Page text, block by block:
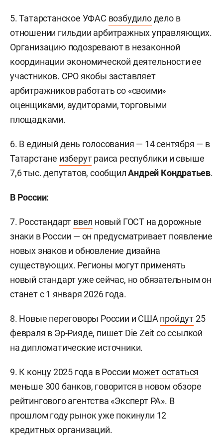
5. Татарстанское УФАС возбудилодело в
отношении гильдии арбитражных управляющих.
Организацию подозревают в незаконной
координации экономической деятельности ее
участников. СРО якобы заставляет
арбитражников работать со «своими»
оценщиками, аудиторами, торговыми
площадками.
6. В единый день голосования — 14 сентября — в
Татарстане изберутраиса республики и свыше
7,6 тыс. депутатов, сообщилАндрей Кондратьев.
В России:
7. Росстандарт ввел новый ГОСТ на дорожные
знаки в России — он предусматривает появление
новых знаков и обновление дизайна
существующих. Регионы могут применять
новый стандарт уже сейчас, но обязательным он
станет с 1 января 2026 года.
8. Новые переговоры России и США пройдут25
февраля в Эр-Рияде, пишет Die Zeit со ссылкой
на дипломатические источники.
9. К концу 2025 года в России может остаться
меньше 300 банков, говорится в новом обзоре
рейтингового агентства «Эксперт РА». В
прошлом году рынок уже покинули 12
кредитных организаций.